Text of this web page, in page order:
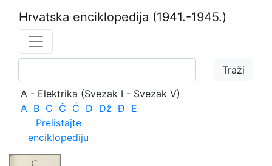
Hrvatska enciklopedija (1941.-1945.)
A - Elektrika (Svezak I - Svezak V)
A B C Č Ć D Dž Đ E
Prelistajte
enciklopediju